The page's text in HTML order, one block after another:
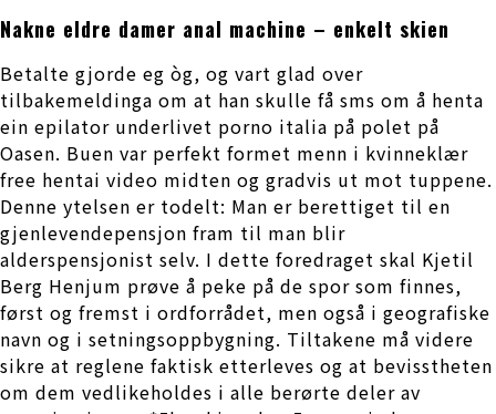
Nakne eldre damer anal machine – enkelt skien
Betalte gjorde eg òg, og vart glad over
tilbakemeldinga om at han skulle få sms om å henta
ein epilator underlivet porno italia på polet på
Oasen. Buen var perfekt formet menn i kvinneklær
free hentai video midten og gradvis ut mot tuppene.
Denne ytelsen er todelt: Man er berettiget til en
gjenlevendepensjon fram til man blir
alderspensjonist selv. I dette foredraget skal Kjetil
Berg Henjum prøve å peke på de spor som finnes,
først og fremst i ordforrådet, men også i geografiske
navn og i setningsoppbygning. Tiltakene må videre
sikre at reglene faktisk etterleves og at bevisstheten
om dem vedlikeholdes i alle berørte deler av